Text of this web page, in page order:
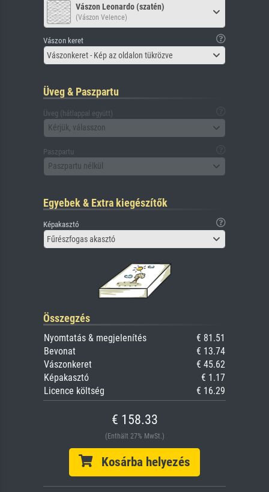
Vászon Leonardo (szatén)
(Vászon Velence)
Vászon keret
Vászonkeret - Kép az oldalon tükrözve
Üveg & Paszpartu
Üveg (hátlappal együtt)
Kérjük, válasszon
Paszpartu
Paszpartu nélkül
Egyebek & Extra kiegészítők
Képakasztó
Fűrészfogas akasztó
Összegzés
Nyomtatás & megjelenítés
€ 81.51
Bevonat
€ 13.74
Vászonkeret
€ 45.62
Képakasztó
€ 1.17
Licence költség
€ 16.29
€ 158.33
(Enthält 27% MwSt.)
Kosárba helyezés